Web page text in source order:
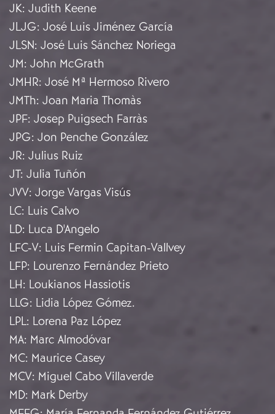
JK: Judith Keene
JLJG: José Luis Jiménez García
JLSN: José Luis Sánchez Noriega
JM: John McGrath
JMHR: José Mª Hermoso Rivero
JMTh: Joan Maria Thomàs
JPF: Josep Puigsech Farràs
JPG: Jon Penche González
JR: Julius Ruiz
JT: Julia Tuñón
JVV: Jorge Vargas Visús
LC: Luis Calvo
LD: Luca D'Angelo
LFC-V: Luis Fermin Capitan-Vallvey
LFP: Lourenzo Fernández Prieto
LH: Loukianos Hassiotis
LLG: Lidia López Gómez.
LPL: Lorena Paz López
MA: Marc Almodóvar
MC: Maurice Casey
MCV: Miguel Cabo Villaverde
MD: Mark Derby